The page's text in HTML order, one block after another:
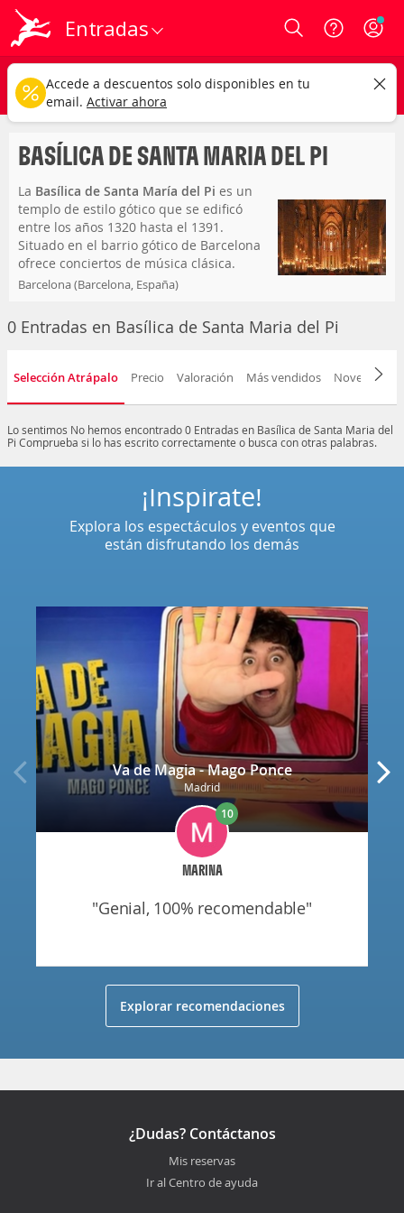
Entradas Login
basílica de santa maria del pi
Cualquier tipo Cualquier fecha
CAMBIAR
BASÍLICA DE SANTA MARIA DEL PI
La Basílica de Santa María del Pi es un
templo de estilo gótico que se edificó
entre los años 1320 hasta el 1391.
Situado en el barrio gótico de Barcelona
ofrece conciertos de música clásica.
Barcelona (Barcelona, España)
Capacidad para 500 personas
0 Entradas en Basílica de Santa Maria del Pi
Selección Atrápalo Precio Valoración Más vendidos Novedad
Lo sentimos No hemos encontrado 0 Entradas en Basílica de Santa Maria del
Pi Comprueba si lo has escrito correctamente o busca con otras palabras.
Va de Magia - Mago Ponce
Madrid
MARINA
10
"genial, 100% recomendable"
¡Inspírate!
Explora los espectáculos y eventos que
están disfrutando los demás
Explorar recomendaciones
¿Dudas? Contáctanos
Mis reservas
Ir al Centro de ayuda
Accede a descuentos solo disponibles en tu
email. Activar ahora